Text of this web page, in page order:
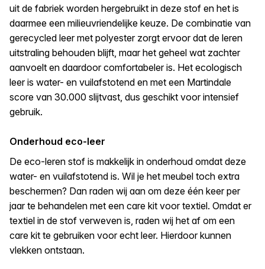
uit de fabriek worden hergebruikt in deze stof en het is
daarmee een milieuvriendelijke keuze. De combinatie van
gerecycled leer met polyester zorgt ervoor dat de leren
uitstraling behouden blijft, maar het geheel wat zachter
aanvoelt en daardoor comfortabeler is. Het ecologisch
leer is water- en vuilafstotend en met een Martindale
score van 30.000 slijtvast, dus geschikt voor intensief
gebruik.
Onderhoud eco-leer
De eco-leren stof is makkelijk in onderhoud omdat deze
water- en vuilafstotend is. Wil je het meubel toch extra
beschermen? Dan raden wij aan om deze één keer per
jaar te behandelen met een care kit voor textiel. Omdat er
textiel in de stof verweven is, raden wij het af om een
care kit te gebruiken voor echt leer. Hierdoor kunnen
vlekken ontstaan.